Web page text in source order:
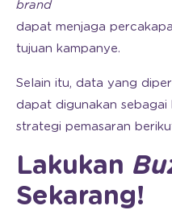
brand
dapat menjaga
tujuan kampanye.
Selain itu, data yang
dapat digunakan sebagai
strategi pemasaran
Lakukan
Sekarang!